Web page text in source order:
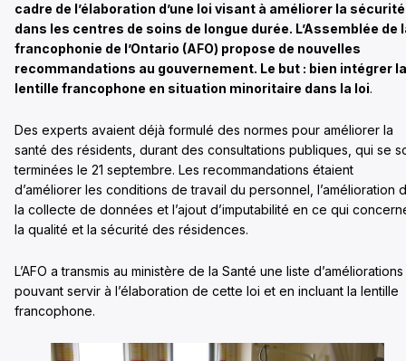
cadre de l’élaboration d’une loi visant à améliorer la sécurité
dans les centres de soins de longue durée. L’Assemblée de
francophonie de l’Ontario (AFO) propose de nouvelles
recommandations au gouvernement. Le but : bien intégrer la
lentille francophone en situation minoritaire dans la loi.
Des experts avaient déjà formulé des normes pour améliorer la
santé des résidents, durant des consultations publiques, qui se
terminées le 21 septembre. Les recommandations étaient
d’améliorer les conditions de travail du personnel, l’amélioration
la collecte de données et l’ajout d’imputabilité en ce qui
la qualité et la sécurité des résidences.
L’AFO a transmis au ministère de la Santé une liste d’améliorations
pouvant servir à l’élaboration de cette loi et en incluant la lentille
francophone.